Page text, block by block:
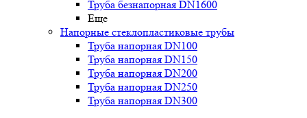
Труба безнапорная DN1600
Еще
Напорные стеклопластиковые трубы
Труба напорная DN100
Труба напорная DN150
Труба напорная DN200
Труба напорная DN250
Труба напорная DN300